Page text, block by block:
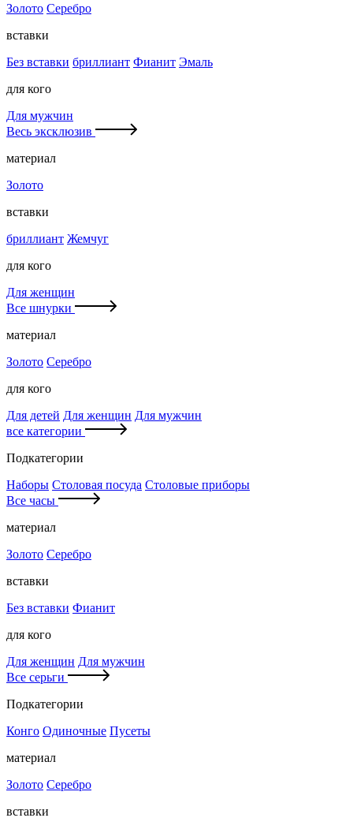
Золото Серебро
вставки
Без вставки бриллиант Фианит Эмаль
для кого
Для мужчин
Весь эксклюзив
материал
Золото
вставки
бриллиант Жемчуг
для кого
Для женщин
Все шнурки
материал
Золото Серебро
для кого
Для детей Для женщин Для мужчин
все категории
Подкатегории
Наборы Столовая посуда Столовые приборы
Все часы
материал
Золото Серебро
вставки
Без вставки Фианит
для кого
Для женщин Для мужчин
Все серьги
Подкатегории
Конго Одиночные Пусеты
материал
Золото Серебро
вставки